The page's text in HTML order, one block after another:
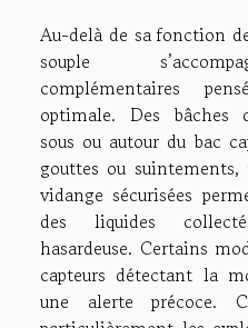
Au-delà de sa fonction
souple
complémentaires
optimale. Des bâches
sous ou autour du bac
gouttes ou
vidange sécurisées
des liquides
hasardeuse. Certains
capteurs détectant la
une alerte précoce.